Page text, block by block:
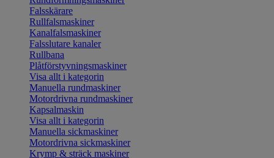
Falsskärare
Rullfalsmaskiner
Kanalfalsmaskiner
Falsslutare kanaler
Rullbana
Plåtförstyvningsmaskiner
Visa allt i kategorin
Manuella rundmaskiner
Motordrivna rundmaskiner
Kapsalmaskin
Visa allt i kategorin
Manuella sickmaskiner
Motordrivna sickmaskiner
Krymp & sträck maskiner